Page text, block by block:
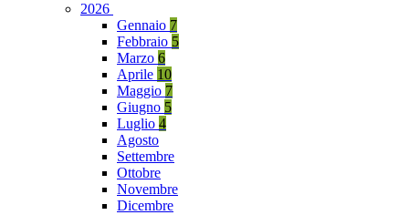
2026
Gennaio 7
Febbraio 5
Marzo 6
Aprile 10
Maggio 7
Giugno 5
Luglio 4
Agosto
Settembre
Ottobre
Novembre
Dicembre